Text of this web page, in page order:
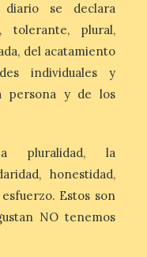
La
el
El
se declara
tolerante, plural,
del acatamiento
individuales y
persona y de los
pluralidad, la
honestidad,
Estos son
NO tenemos